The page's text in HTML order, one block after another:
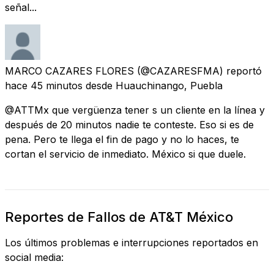
señal...
MARCO CAZARES FLORES (@CAZARESFMA) reportó
hace 45 minutos desde Huauchinango, Puebla
@ATTMx que vergüenza tener s un cliente en la línea y
después de 20 minutos nadie te conteste. Eso si es de
pena. Pero te llega el fin de pago y no lo haces, te
cortan el servicio de inmediato. México si que duele.
Reportes de Fallos de AT&T México
Los últimos problemas e interrupciones reportados en
social media: